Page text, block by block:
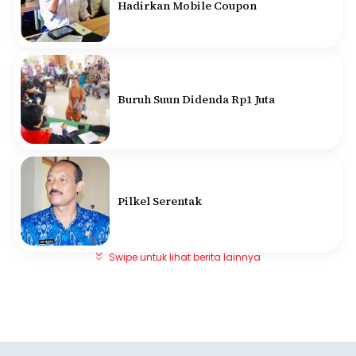
Hadirkan Mobile Coupon
Buruh Suun Didenda Rp1 Juta
Pilkel Serentak
Swipe untuk lihat berita lainnya